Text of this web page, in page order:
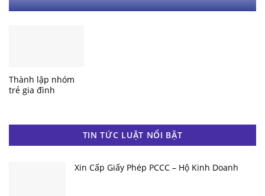
Thành lập nhóm
trẻ gia đình
TIN TỨC LUẬT NỔI BẬT
Xin Cấp Giấy Phép PCCC – Hộ Kinh Doanh